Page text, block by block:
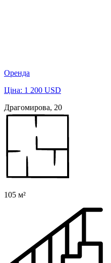
Оренда
Ціна: 1 200 USD
Драгомирова, 20
105 м²